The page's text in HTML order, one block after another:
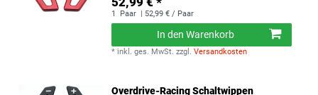
1 Paar | 52,99 € / Paar
In den Warenkorb
* inkl. ges. MwSt. zzgl.Versandkosten
Overdrive-Racing Schaltwippen